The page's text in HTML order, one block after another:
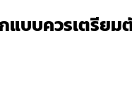
บบควรเตรียม